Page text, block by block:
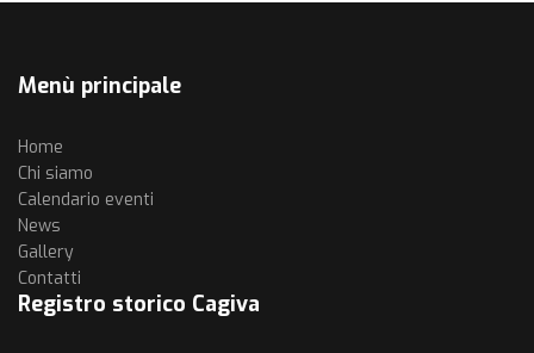
Menù principale
Home
Chi siamo
Calendario eventi
News
Gallery
Contatti
Registro storico Cagiva